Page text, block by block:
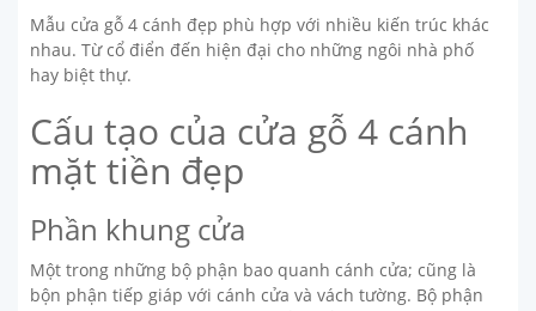
Mẫu cửa gỗ 4 cánh đẹp phù hợp với nhiều kiến trúc khác
nhau. Từ cổ điển đến hiện đại cho những ngôi nhà phố
hay biệt thự.
Cấu tạo của cửa gỗ 4 cánh
mặt tiền đẹp
Phần khung cửa
Một trong những bộ phận bao quanh cánh cửa; cũng là
bộn phận tiếp giáp với cánh cửa và vách tường. Bộ phận